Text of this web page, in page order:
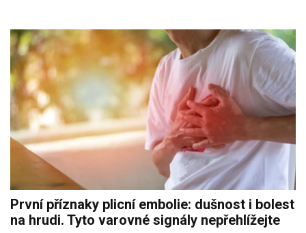
První příznaky plicní embolie: dušnost i bolest
na hrudi. Tyto varovné signály nepřehlížejte